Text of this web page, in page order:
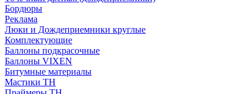
Бордюры
Рекламa
Люки и Дождеприемники круглые
Комплектующие
Баллоны подкрасочные
Баллоны VIXEN
Битумные материалы
Мастики ТН